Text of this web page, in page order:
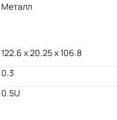
Металл
122.6 x 20.25 x 106.8
0.3
0.5U